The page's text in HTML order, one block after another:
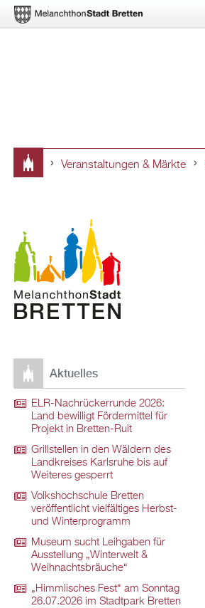
hier
Veranstaltungen & Märkte
Aktuelles
ELR-Nachrückerrunde 2026:
Land bewilligt Fördermittel für
Projekt in Bretten-Ruit
Grillstellen in den Wäldern des
Landkreises Karlsruhe bis auf
Weiteres gesperrt
Volkshochschule Bretten
veröffentlicht vielfältiges Herbst-
und Winterprogramm
Museum sucht Leihgaben für
Ausstellung „Winterwelt &
Weihnachtsbräuche“
„Himmlisches Fest“ am Sonntag
26.07.2026 im Stadtpark Bretten